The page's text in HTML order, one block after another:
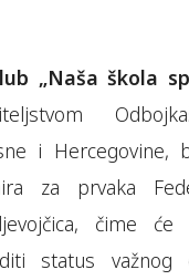
„Naša škola
i Hercegovine,
za prvaka
čime
status važnog